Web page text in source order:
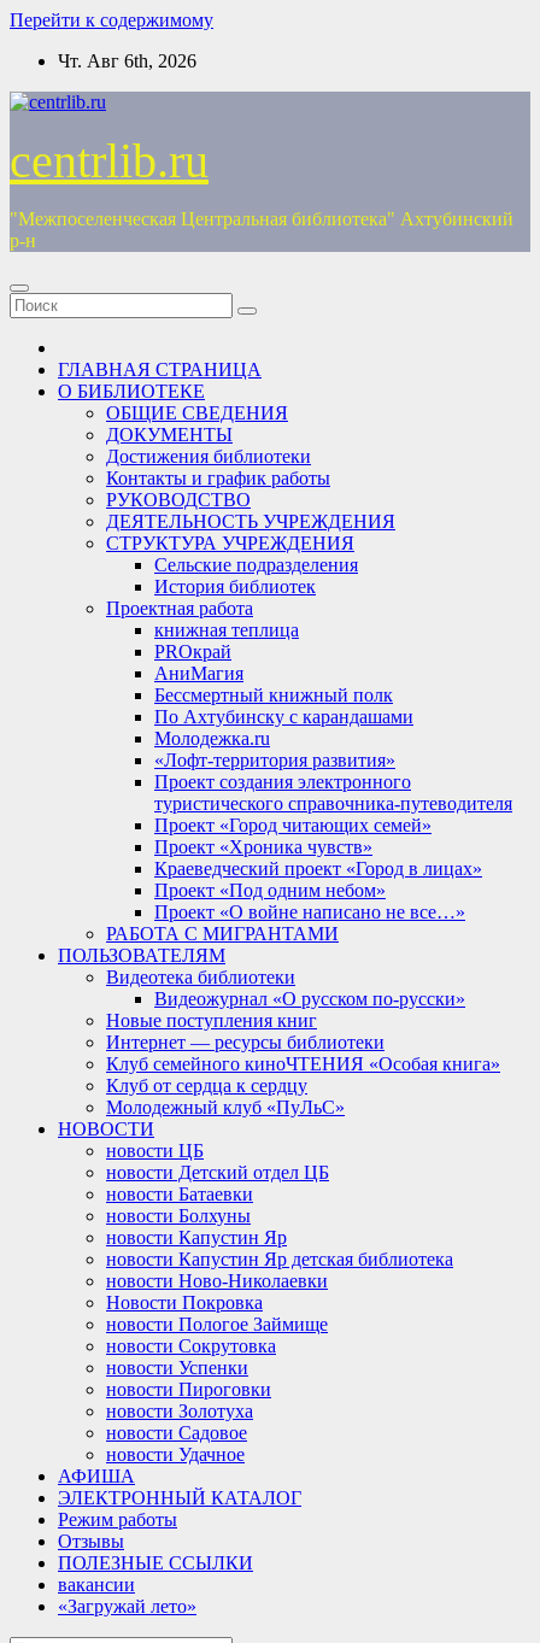
Перейти к содержимому
Чт. Авг 6th, 2026
centrlib.ru
"Межпоселенческая Центральная библиотека" Ахтубинский
р-н
ГЛАВНАЯ СТРАНИЦА
О БИБЛИОТЕКЕ
ОБЩИЕ СВЕДЕНИЯ
ДОКУМЕНТЫ
Достижения библиотеки
Контакты и график работы
РУКОВОДСТВО
ДЕЯТЕЛЬНОСТЬ УЧРЕЖДЕНИЯ
СТРУКТУРА УЧРЕЖДЕНИЯ
Сельские подразделения
История библиотек
Проектная работа
книжная теплица
PROкрай
АниМагия
Бессмертный книжный полк
По Ахтубинску с карандашами
Молодежка.ru
«Лофт-территория развития»
Проект создания электронного
туристического справочника-путеводителя
Проект «Город читающих семей»
Проект «Хроника чувств»
Краеведческий проект «Город в лицах»
Проект «Под одним небом»
Проект «О войне написано не все…»
РАБОТА С МИГРАНТАМИ
ПОЛЬЗОВАТЕЛЯМ
Видеотека библиотеки
Видеожурнал «О русском по-русски»
Новые поступления книг
Интернет — ресурсы библиотеки
Клуб семейного киноЧТЕНИЯ «Особая книга»
Клуб от сердца к сердцу
Молодежный клуб «ПуЛьС»
НОВОСТИ
новости ЦБ
новости Детский отдел ЦБ
новости Батаевки
новости Болхуны
новости Капустин Яр
новости Капустин Яр детская библиотека
новости Ново-Николаевки
Новости Покровка
новости Пологое Займище
новости Сокрутовка
новости Успенки
новости Пироговки
новости Золотуха
новости Садовое
новости Удачное
АФИША
ЭЛЕКТРОННЫЙ КАТАЛОГ
Режим работы
Отзывы
ПОЛЕЗНЫЕ ССЫЛКИ
вакансии
«Загружай лето»